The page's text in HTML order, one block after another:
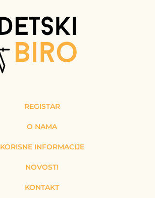
REGISTAR
O NAMA
KORISNE INFORMACIJE
NOVOSTI
KONTAKT